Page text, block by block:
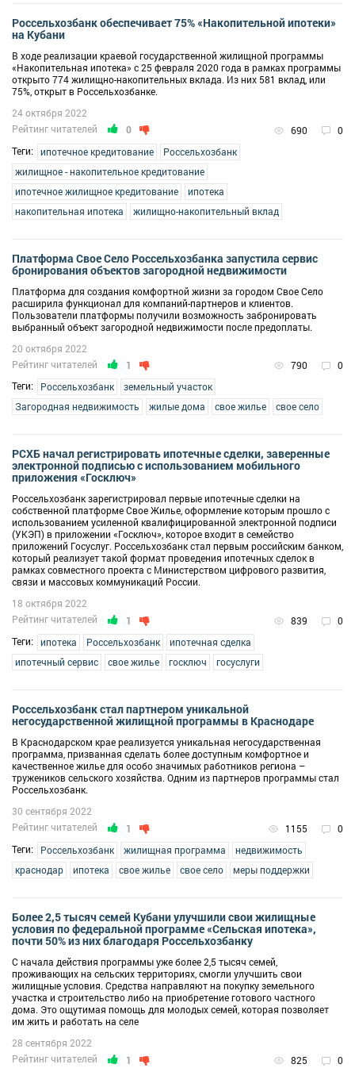
Россельхозбанк обеспечивает 75% «Накопительной ипотеки»
на Кубани
В ходе реализации краевой государственной жилищной программы
«Накопительная ипотека» с 25 февраля 2020 года в рамках программы
открыто 774 жилищно-накопительных вклада. Из них 581 вклад, или
75%, открыт в Россельхозбанке.
Рейтинг читателей 0 690 0
24 октября 2022
Теги: ипотечное кредитование
Россельхозбанк
жилищное - накопительное кредитование
ипотечное жилищное кредитование
ипотека
накопительная ипотека
жилищно-накопительный вклад
Платформа Свое Село Россельхозбанка запустила сервис
бронирования объектов загородной недвижимости
Платформа для создания комфортной жизни за городом Свое Село
расширила функционал для компаний-партнеров и клиентов.
Пользователи платформы получили возможность забронировать
выбранный объект загородной недвижимости после предоплаты.
Рейтинг читателей 1 790 0
20 октября 2022
Теги: Россельхозбанк
земельный участок
Загородная недвижимость
жилые дома свое жилье свое село
РСХБ начал регистрировать ипотечные сделки, заверенные
электронной подписью c использованием мобильного
приложения «Госключ»
Россельхозбанк зарегистрировал первые ипотечные сделки на
собственной платформе Свое Жилье, оформление которым прошло с
использованием усиленной квалифицированной электронной подписи
(УКЭП) в приложении «Госключ», которое входит в семейство
приложений Госуслуг. Россельхозбанк стал первым российским банком,
который реализует такой формат проведения ипотечных сделок в
рамках совместного проекта с Министерством цифрового развития,
связи и массовых коммуникаций России.
Рейтинг читателей 1 839 0
18 октября 2022
Теги: ипотека Россельхозбанк
ипотечная сделка
ипотечный сервис
свое жилье госключ госуслуги
Россельхозбанк стал партнером уникальной
негосударственной жилищной программы в Краснодаре
В Краснодарском крае реализуется уникальная негосударственная
программа, призванная сделать более доступным комфортное и
качественное жилье для особо значимых работников региона –
тружеников сельского хозяйства. Одним из партнеров программы стал
Россельхозбанк.
Рейтинг читателей 1 1155 0
30 сентября 2022
Теги: Россельхозбанк жилищная программа
недвижимость
краснодар
ипотека свое жилье свое село меры поддержки
Более 2,5 тысяч семей Кубани улучшили свои жилищные
условия по федеральной программе «Сельская ипотека»,
почти 50% из них благодаря Россельхозбанку
С начала действия программы уже более 2,5 тысяч семей,
проживающих на сельских территориях, смогли улучшить свои
жилищные условия. Средства направляют на покупку земельного
участка и строительство либо на приобретение готового частного
дома. Это ощутимая помощь для молодых семей, которая позволяет
им жить и работать на селе
Рейтинг читателей 1 825 0
28 сентября 2022